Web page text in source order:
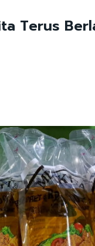
Terus